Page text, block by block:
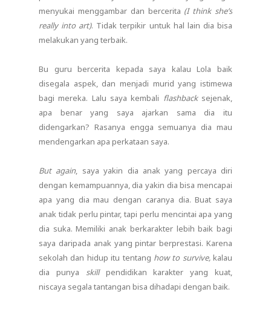
menyukai menggambar dan bercerita (I think she’s
really into art). Tidak terpikir untuk hal lain dia bisa
melakukan yang terbaik.
Bu guru bercerita kepada saya kalau Lola baik
disegala aspek, dan menjadi murid yang istimewa
bagi mereka. Lalu saya kembali flashbacksejenak,
apa benar yang saya ajarkan sama dia itu
didengarkan? Rasanya engga semuanya dia mau
mendengarkan apa perkataan saya.
But again, saya yakin dia anak yang percaya diri
dengan kemampuannya, dia yakin dia bisa mencapai
apa yang dia mau dengan caranya dia. Buat saya
anak tidak perlu pintar, tapi perlu mencintai apa yang
dia suka. Memiliki anak berkarakter lebih baik bagi
saya daripada anak yang pintar berprestasi. Karena
sekolah dan hidup itu tentang how to survive,kalau
dia punya skillpendidikan karakter yang kuat,
niscaya segala tantangan bisa dihadapi dengan baik.